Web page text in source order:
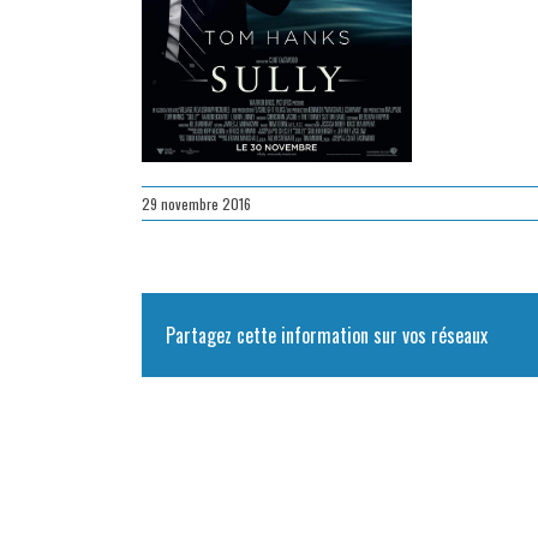
29 novembre 2016
Partagez cette information sur vos réseaux